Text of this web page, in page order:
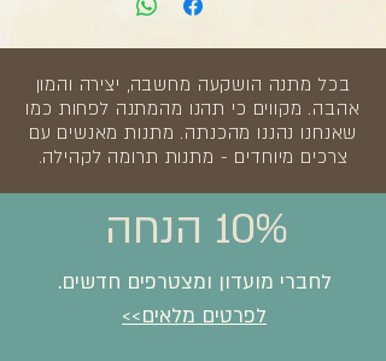
בכל מתנה הושקעה מחשבה, יצירה והמון
אהבה. מקווים כי תהנו מהמתנה לפחות כמו
שאנחנו נהננו מהכנתה. מתנות מאנשים עם
צרכים מיוחדים - מתנות תרומה לקהילה.
10% הנחה
לחברי מועדון ומצטרפים חדשים.
לפרטים מלאים>>